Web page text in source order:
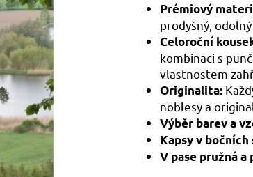
Prémiový
prodyšný,
Celoroční
kombinaci s
vlastnostem
Originalita:
noblesy a
Výběr barev a
Kapsy v bočních
V pase pružná a